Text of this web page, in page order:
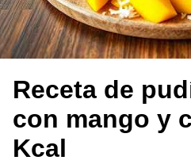
Receta de
con mango y
Kcal